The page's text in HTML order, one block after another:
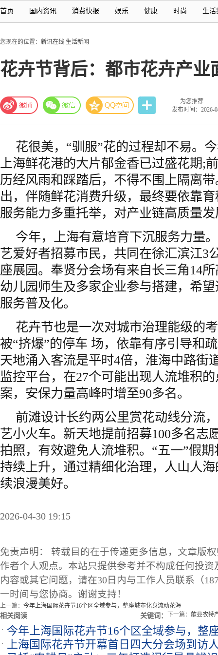
首页 国内资讯 消费快报 娱乐 健康 时尚 生活
您现在的位置： 新讯在线 生活新闻
花卉节背后：都市花卉产
为您推荐
发布时间：2026-
花很美，“驯服”花的过程却不易。
上海鲜花港的大片郁金香已过盛花期;
历经风雨和踩踏后，不得不围上隔离
出，伴随鲜花消费升级，最终要依靠
服务能力多重托举，对产业链高质量
今年，上海有意培育下沉服务力量
艺爱好者招募市民，共同在徐汇滨江3
座展园。奉贤分会场有来自长三角14
幼儿园师生及多家企业参与搭建，希
服务普及化。
花卉节也是一次对城市治理能级的
被“挤爆”的停车 场，依靠有序引导和
天地涌入客流是平时4倍，淮海中路街
监控平台，在27个可能出现人流堆积
案，安保力量高峰时增至90多名。
前滩设计长约两公里赏花动线分流
艺小火车。新天地提前招募100多名志
拍照，有效避免人流堆积。“五一”假
持续上升，通过精细化治理，人山人
续浪漫美好。
2026-04-30 19:15
免责声明： 转载目的在于传递更多信息，文章版
作者个人观点。本站只提供参考并不构成任何投
内容或其它问题，请在30日内与工作人员联系（
一时间与您协商。谢谢支持！
上一篇： 今年上海国际花卉节16个区全域参与，整座城市化身流动花海
下一篇： 歙县农特
相关阅读 关键词：
今年上海国际花卉节16个区全域参与，整
上海国际花卉节开幕首日四大分会场到访